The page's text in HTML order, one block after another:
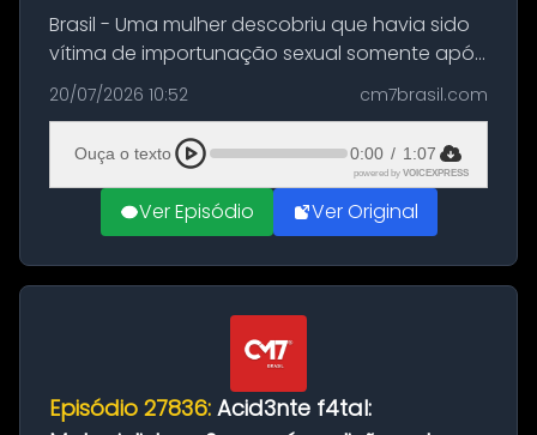
Brasil - Uma mulher descobriu que havia sido
vítima de importunação sexual somente após
assistir a um vídeo que gravou enquanto
treinava na academia de um condomínio em
Feira de Santana, na Bahia. O c...
20/07/2026 10:52 cm7brasil.com
Ouça o texto 0:00 / 1:07
powered by VOICEXPRESS
Ver Episódio Ver Original
Episódio 27836: Acid3nte f4tal: